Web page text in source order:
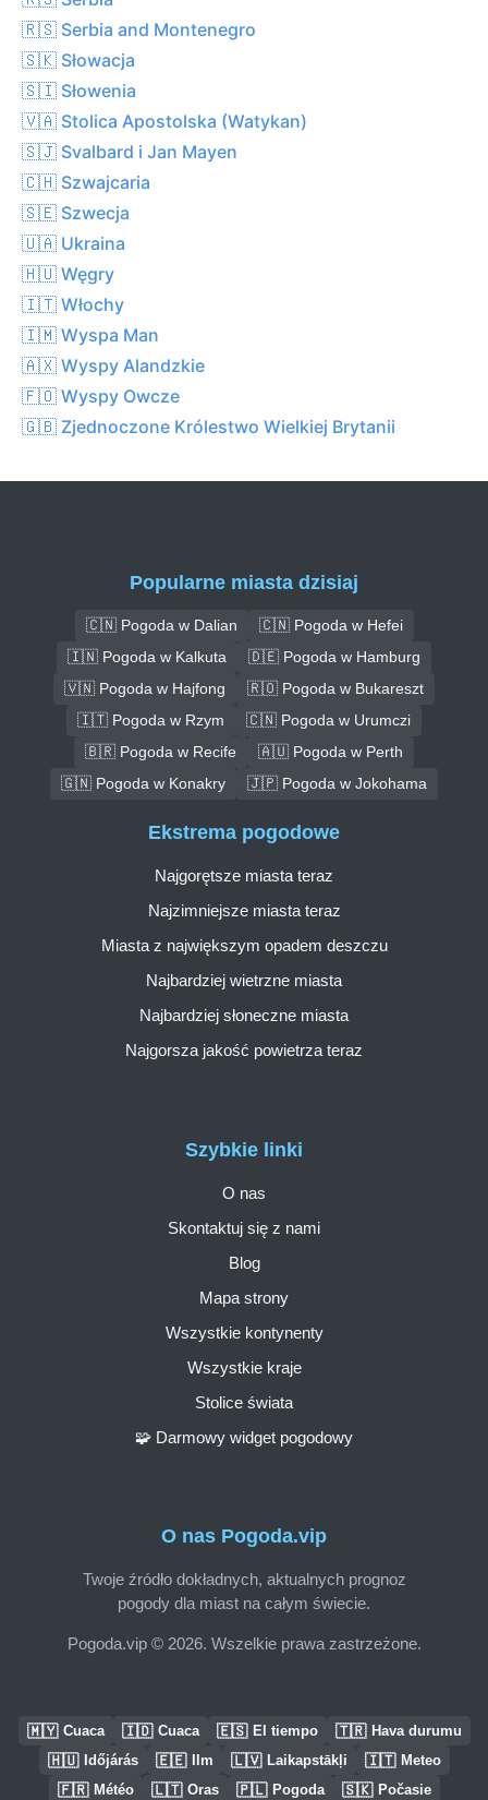
🇷🇸 Serbia and Montenegro
🇸🇰 Słowacja
🇸🇮 Słowenia
🇻🇦 Stolica Apostolska (Watykan)
🇸🇯 Svalbard i Jan Mayen
🇨🇭 Szwajcaria
🇸🇪 Szwecja
🇺🇦 Ukraina
🇭🇺 Węgry
🇮🇹 Włochy
🇮🇲 Wyspa Man
🇦🇽 Wyspy Alandzkie
🇫🇴 Wyspy Owcze
🇬🇧 Zjednoczone Królestwo Wielkiej Brytanii
Popularne miasta dzisiaj
🇨🇳 Pogoda w Dalian
🇨🇳 Pogoda w Hefei
🇮🇳 Pogoda w Kalkuta
🇩🇪 Pogoda w Hamburg
🇻🇳 Pogoda w Hajfong
🇷🇴 Pogoda w Bukareszt
🇮🇹 Pogoda w Rzym
🇨🇳 Pogoda w Urumczi
🇧🇷 Pogoda w Recife
🇦🇺 Pogoda w Perth
🇬🇳 Pogoda w Konakry
🇯🇵 Pogoda w Jokohama
O nas Pogoda.vip
Twoje źródło dokładnych, aktualnych prognoz
pogody dla miast na całym świecie.
Pogoda.vip © 2026. Wszelkie prawa zastrzeżone.
Szybkie linki
O nas
Skontaktuj się z nami
Blog
Mapa strony
Wszystkie kontynenty
Wszystkie kraje
Stolice świata
🧩 Darmowy widget pogodowy
Ekstrema pogodowe
Najgorętsze miasta teraz
Najzimniejsze miasta teraz
Miasta z największym opadem deszczu
Najbardziej wietrzne miasta
Najbardziej słoneczne miasta
Najgorsza jakość powietrza teraz
🇲🇾 Cuaca 🇮🇩 Cuaca 🇪🇸 El tiempo 🇹🇷 Hava durumu
🇭🇺 Időjárás 🇪🇪 Ilm 🇱🇻 Laikapstākļi 🇮🇹 Meteo
🇫🇷 Météo 🇱🇹 Oras 🇵🇱 Pogoda 🇸🇰 Počasie